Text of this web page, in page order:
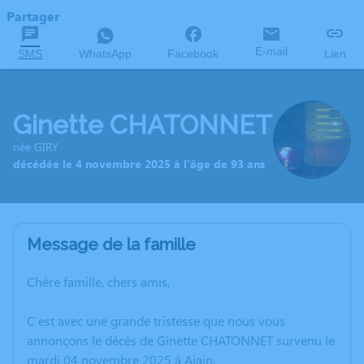
Partager
SMS WhatsApp Facebook E-mail Lien
Ginette CHATONNET
née GIRY
décédée le 4 novembre 2025 à l'âge de 93 ans
Message de la famille
Chère famille, chers amis,
C’est avec une grande tristesse que nous vous
annonçons le décès de Ginette CHATONNET survenu le
mardi 04 novembre 2025 à Ajain.